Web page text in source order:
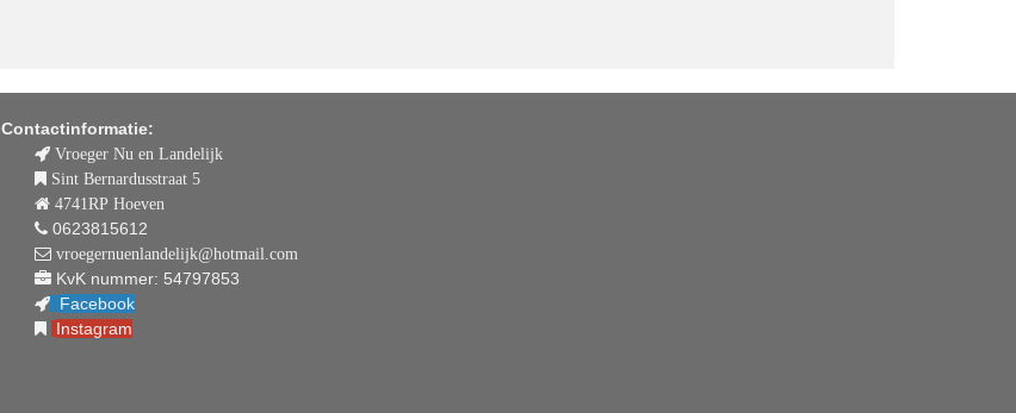
Contactinformatie:
Vroeger Nu en Landelijk
Sint Bernardusstraat 5
4741RP Hoeven
0623815612
vroegernuenlandelijk@hotmail.com
KvK nummer: 54797853
Facebook
Instagram